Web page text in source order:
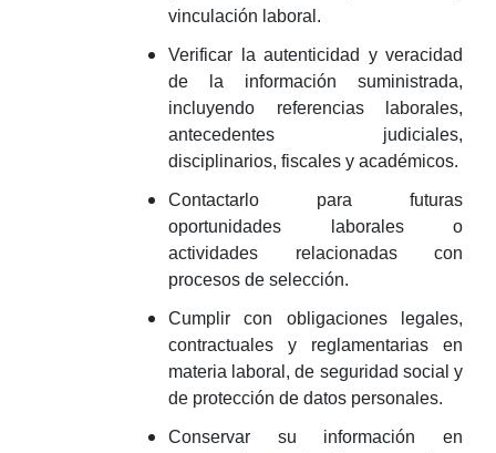
vinculación laboral.
Verificar la autenticidad y veracidad
de la información suministrada,
incluyendo referencias laborales,
antecedentes judiciales,
disciplinarios, fiscales y académicos.
Contactarlo para futuras
oportunidades laborales o
actividades relacionadas con
procesos de selección.
Cumplir con obligaciones legales,
contractuales y reglamentarias en
materia laboral, de seguridad social y
de protección de datos personales.
Conservar su información en